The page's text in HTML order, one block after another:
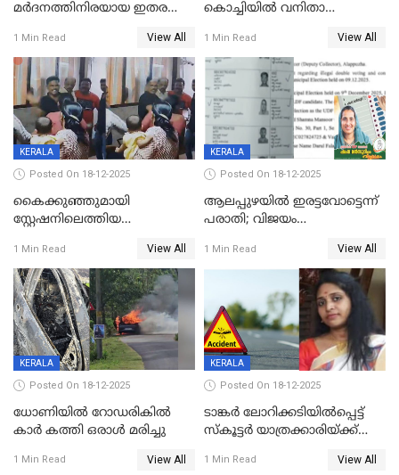
മർദനത്തിനിരയായ ഇതര
നടുക്കുന്ന സംഭവം
വാളയാറിൽ
1 Min Read View All
കൊച്ചിയില്‍ വനിതാ
കോടി രൂപ
1 Min Read View All
KERALA
Posted On 18-12-2025
കൈക്കുഞ്ഞുമായി
സ്റ്റേഷനിലെത്തിയ
കരണത്തടിച്ചു; CC ടിവി
ദൃശ്യങ്ങൾ പുറത്ത്
1 Min Read View All
KERALA
Posted On 18-12-2025
ആലപ്പുഴയിൽ ഇരട്ടവോട്ടെന്ന്
പരാതി; വിജയം
വാർഡിലെ എൽഡിഎഫ്
സ്ഥാനാർത്ഥി
1 Min Read View All
KERALA
Posted On 18-12-2025
ധോണിയിൽ റോഡരികിൽ
കാർ കത്തി ഒരാൾ മരിച്ചു
1 Min Read View All
KERALA
Posted On 18-12-2025
ടാങ്കർ ലോറിക്കടിയിൽപ്പെട്ട്
സ്കൂട്ടർ യാത്രക്കാരിയ്ക്ക്
കണ്ടോത്ത് ദേശീയ പാതയിൽ
1 Min Read View All